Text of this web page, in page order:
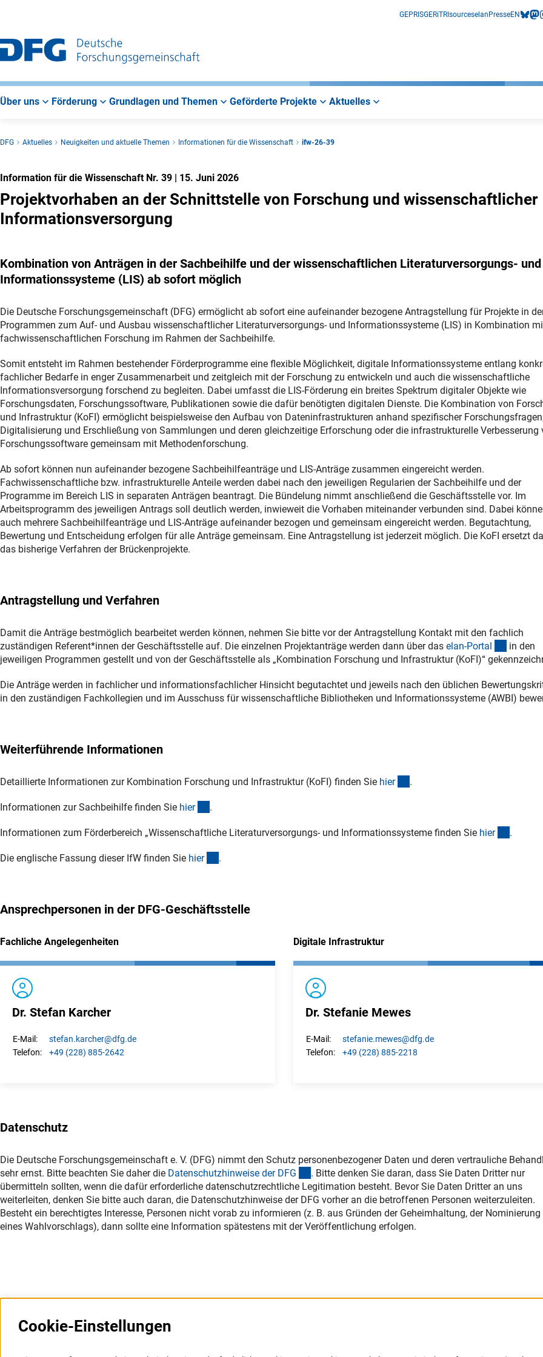
GEPRISGERiTRIsourceselan PresseEN
Über uns Förderung Grundlagen und Themen Geförderte Projekte Aktuelles
DFG Aktuelles Neuigkeiten und aktuelle Themen Informationen für die Wissenschaft ifw-26-39
Information für die Wissenschaft Nr. 39 | 15. Juni 2026
Projektvorhaben an der Schnittstelle von Forschung und wissenschaftlicher
Informationsversorgung
Kombination von Anträgen in der Sachbeihilfe und der wissenschaftlichen Literaturversorgungs- und
Informationssysteme (LIS) ab sofort möglich
Die Deutsche Forschungsgemeinschaft (DFG) ermöglicht ab sofort eine aufeinander bezogene Antragstellung für Projekte in
Programmen zum Auf- und Ausbau wissenschaftlicher Literaturversorgungs- und Informationssysteme (LIS) in Kombination
fachwissenschaftlichen Forschung im Rahmen der Sachbeihilfe.
Somit entsteht im Rahmen bestehender Förderprogramme eine flexible Möglichkeit, digitale Informationssysteme entlang
fachlicher Bedarfe in enger Zusammenarbeit und zeitgleich mit der Forschung zu entwickeln und auch die wissenschaftliche
Informationsversorgung forschend zu begleiten. Dabei umfasst die LIS-Förderung ein breites Spektrum digitaler Objekte wie
Forschungsdaten, Forschungssoftware, Publikationen sowie die dafür benötigten digitalen Dienste. Die Kombination von
und Infrastruktur (KoFI) ermöglicht beispielsweise den Aufbau von Dateninfrastrukturen anhand spezifischer
Digitalisierung und Erschließung von Sammlungen und deren gleichzeitige Erforschung oder die infrastrukturelle Verbesserung
Forschungssoftware gemeinsam mit Methodenforschung.
Ab sofort können nun aufeinander bezogene Sachbeihilfeanträge und LIS-Anträge zusammen eingereicht werden.
Fachwissenschaftliche bzw. infrastrukturelle Anteile werden dabei nach den jeweiligen Regularien der Sachbeihilfe und der
Programme im Bereich LIS in separaten Anträgen beantragt. Die Bündelung nimmt anschließend die Geschäftsstelle vor. Im
Arbeitsprogramm des jeweiligen Antrags soll deutlich werden, inwieweit die Vorhaben miteinander verbunden sind. Dabei
auch mehrere Sachbeihilfeanträge und LIS-Anträge aufeinander bezogen und gemeinsam eingereicht werden. Begutachtung,
Bewertung und Entscheidung erfolgen für alle Anträge gemeinsam. Eine Antragstellung ist jederzeit möglich. Die KoFI ersetzt
das bisherige Verfahren der Brückenprojekte.
Antragstellung und Verfahren
Damit die Anträge bestmöglich bearbeitet werden können, nehmen Sie bitte vor der Antragstellung Kontakt mit den fachlich
zuständigen Referent*innen der Geschäftsstelle auf. Die einzelnen Projektanträge werden dann über das elan-Portal
in den
jeweiligen Programmen gestellt und von der Geschäftsstelle als „Kombination Forschung und Infrastruktur (KoFI)“
Die Anträge werden in fachlicher und informationsfachlicher Hinsicht begutachtet und jeweils nach den üblichen
in den zuständigen Fachkollegien und im Ausschuss für wissenschaftliche Bibliotheken und Informationssysteme (AWBI)
Weiterführende Informationen
Detaillierte Informationen zur Kombination Forschung und Infrastruktur (KoFI) finden Sie hier .
Informationen zur Sachbeihilfe finden Sie hier .
Informationen zum Förderbereich „Wissenschaftliche Literaturversorgungs- und Informationssysteme finden Sie hier .
Die englische Fassung dieser IfW finden Sie hier .
Ansprechpersonen in der DFG-Geschäftsstelle
Fachliche Angelegenheiten Digitale Infrastruktur
Dr. Stefan Karcher
E-Mail: stefan.karcher@dfg.de
Telefon:
+49 (228) 885-2642
Dr. Stefanie Mewes
E-Mail: stefanie.mewes@dfg.de
Telefon:
+49 (228) 885-2218
Datenschutz
Die Deutsche Forschungsgemeinschaft e. V. (DFG) nimmt den Schutz personenbezogener Daten und deren vertrauliche
sehr ernst. Bitte beachten Sie daher die Datenschutzhinweise der DFG (interner Link)
. Bitte denken Sie daran, dass Sie Daten Dritter nur
übermitteln sollten, wenn die dafür erforderliche datenschutzrechtliche Legitimation besteht. Bevor Sie Daten Dritter an uns
weiterleiten, denken Sie bitte auch daran, die Datenschutzhinweise der DFG vorher an die betroffenen Personen weiterzuleiten.
Besteht ein berechtigtes Interesse, Personen nicht vorab zu informieren (z. B. aus Gründen der Geheimhaltung, der Nominierung
eines Wahlvorschlags), dann sollte eine Information spätestens mit der Veröffentlichung erfolgen.
Cookie-Einstellungen